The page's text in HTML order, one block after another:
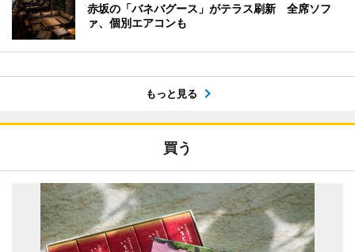
赤坂の「バネバグース」がテラス刷新 全席ソフ
ァ、個別エアコンも
もっと見る
買う